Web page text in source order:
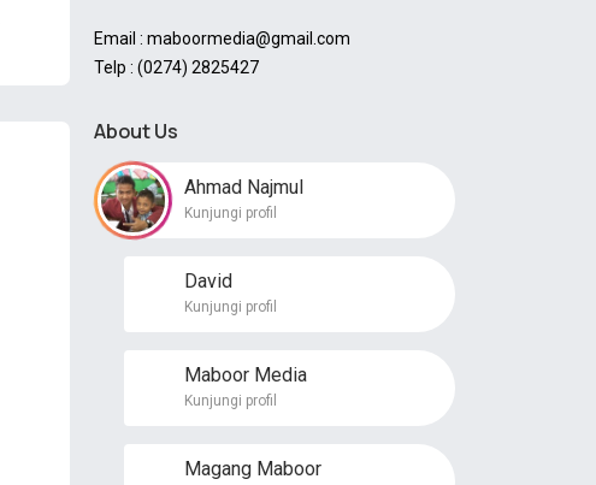
Email : maboormedia@gmail.com
Telp : (0274) 2825427
About Us
Ahmad Najmul
Kunjungi profil
David
Kunjungi profil
Maboor Media
Kunjungi profil
Magang Maboor